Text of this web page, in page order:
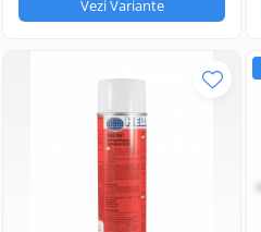
Vezi Variante